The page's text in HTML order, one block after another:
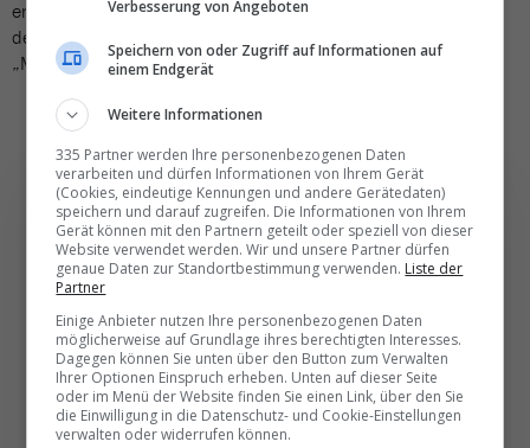
entspräche. Angesichts zu befürchtender Kapazitäts-Engpässe
der Schiene erscheint eine solche Antwort auf die touristische
„Massen-Ein- und Umherfahrt“ prüfenswert.
Die wichtigsten und
besten News direkt in
Ihr E‑Mail-Postfach
Täglich oder wöchentlich, mit mehr Insights oder
weniger. Bei Travel­news haben Sie die Wahl.
Verbesserung von Angeboten
Speichern von oder Zugriff auf Informationen auf
einem Endgerät
Weitere Informationen
335 Partner werden Ihre personenbezogenen Daten
verarbeiten und dürfen Informationen von Ihrem Gerät
(Cookies, eindeutige Kennungen und andere Gerätedaten)
speichern und darauf zugreifen. Die Informationen von Ihrem
Gerät können mit den Partnern geteilt oder speziell von dieser
Website verwendet werden. Wir und unsere Partner dürfen
genaue Daten zur Standortbestimmung verwenden. Liste der
Partner
Einige Anbieter nutzen Ihre personenbezogenen Daten
möglicherweise auf Grundlage ihres berechtigten Interesses.
Dagegen können Sie unten über den Button zum Verwalten
Ihrer Optionen Einspruch erheben. Unten auf dieser Seite
oder im Menü der Website finden Sie einen Link, über den Sie
die Einwilligung in die Datenschutz- und Cookie-Einstellungen
verwalten oder widerrufen können.